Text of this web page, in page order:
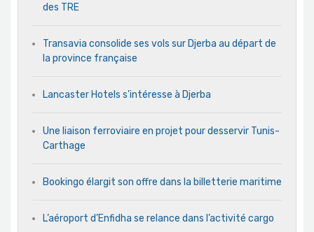
des TRE
Transavia consolide ses vols sur Djerba au départ de
la province française
Lancaster Hotels s’intéresse à Djerba
Une liaison ferroviaire en projet pour desservir Tunis-
Carthage
Bookingo élargit son offre dans la billetterie maritime
L’aéroport d’Enfidha se relance dans l’activité cargo